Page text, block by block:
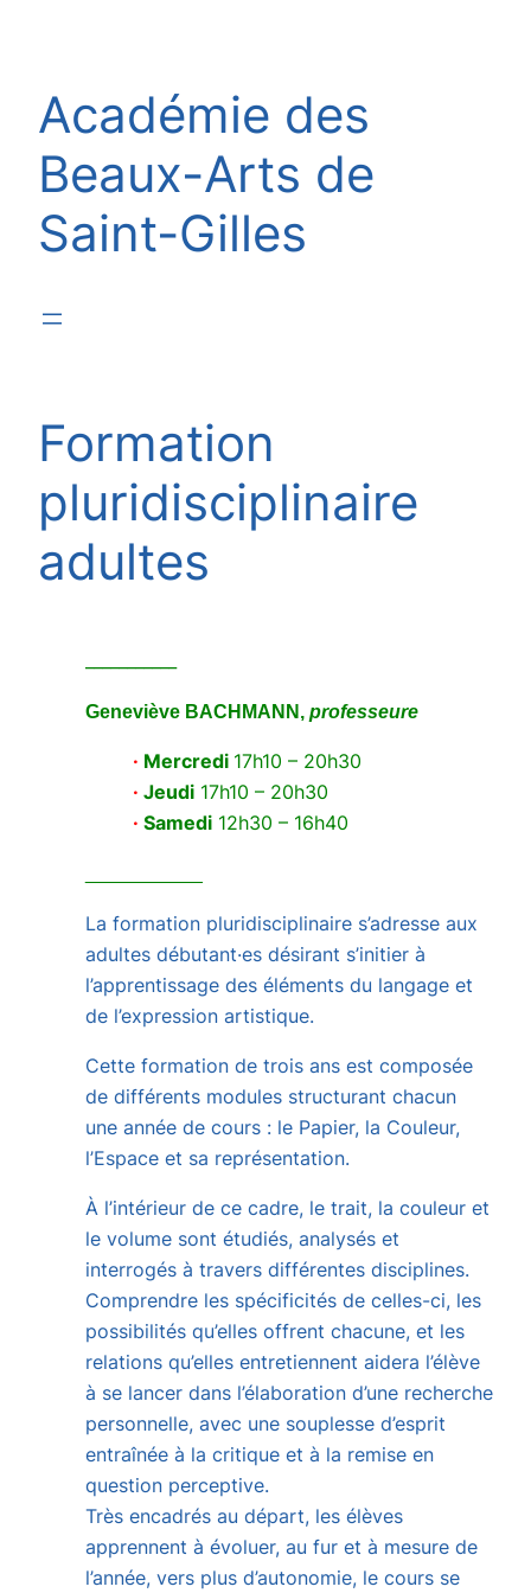
Académie des
Beaux-Arts de
Saint-Gilles
Formation
pluridisciplinaire
adultes
Geneviève BACHMANN, professeure
· Mercredi 17h10 – 20h30
· Jeudi 17h10 – 20h30
· Samedi 12h30 – 16h40
La formation pluridisciplinaire s’adresse aux
adultes débutant·es désirant s’initier à
l’apprentissage des éléments du langage et
de l’expression artistique.
Cette formation de trois ans est composée
de différents modules structurant chacun
une année de cours : le Papier, la Couleur,
l’Espace et sa représentation.
À l’intérieur de ce cadre, le trait, la couleur et
le volume sont étudiés, analysés et
interrogés à travers différentes disciplines.
Comprendre les spécificités de celles-ci, les
possibilités qu’elles offrent chacune, et les
relations qu’elles entretiennent aidera l’élève
à se lancer dans l’élaboration d’une recherche
personnelle, avec une souplesse d’esprit
entraînée à la critique et à la remise en
question perceptive.
Très encadrés au départ, les élèves
apprennent à évoluer, au fur et à mesure de
l’année, vers plus d’autonomie, le cours se